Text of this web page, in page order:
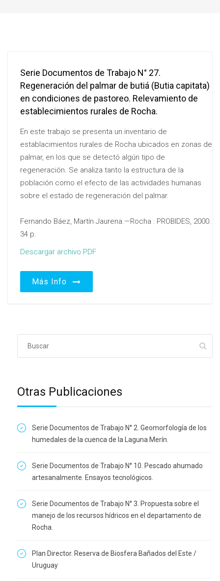
Serie Documentos de Trabajo N° 27.
Regeneración del palmar de butiá (Butia capitata)
en condiciones de pastoreo. Relevamiento de
establecimientos rurales de Rocha.
En este trabajo se presenta un inventario de
establacimientos rurales de Rocha ubicados en zonas de
palmar, en los que se detectó algún tipo de
regeneración. Se analiza tanto la estructura de la
población como el efecto de las actividades humanas
sobre el estado de regeneración del palmar.
Fernando Báez, Martín Jaurena.—Rocha : PROBIDES, 2000.
34 p.
Descargar archivo PDF
Más Info
Otras Publicaciones
Serie Documentos de Trabajo N° 2. Geomorfología de los
humedales de la cuenca de la Laguna Merín.
Serie Documentos de Trabajo N° 10. Pescado ahumado
artesanalmente. Ensayos tecnológicos.
Serie Documentos de Trabajo N° 3. Propuesta sobre el
manejo de los recursos hídricos en el departamento de
Rocha.
Plan Director. Reserva de Biosfera Bañados del Este /
Uruguay